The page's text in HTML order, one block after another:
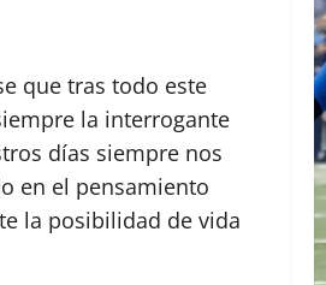
que tras todo este
la interrogante
días siempre nos
en el pensamiento
la posibilidad de vida